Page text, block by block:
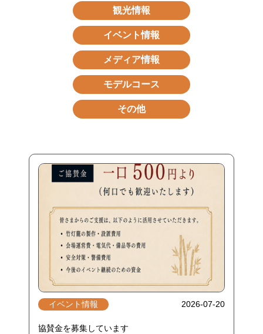
観光情報
イベント情報
メディア情報
モデルコース
その他
イベント情報 2026-07-20
協賛金を募集しています